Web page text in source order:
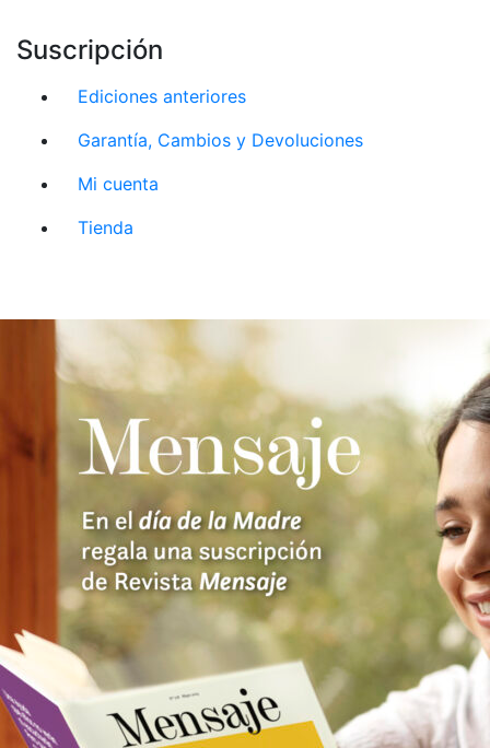
Suscripción
Ediciones anteriores
Garantía, Cambios y Devoluciones
Mi cuenta
Tienda